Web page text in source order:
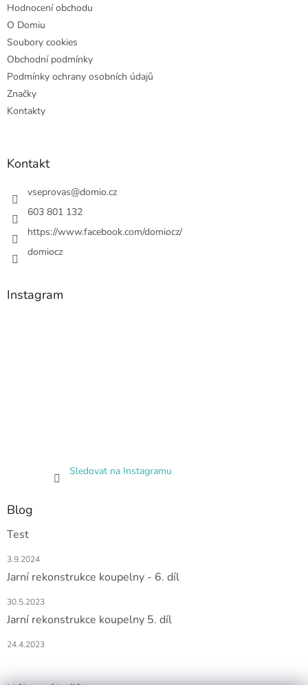
Hodnocení obchodu
O Domiu
Soubory cookies
Obchodní podmínky
Podmínky ochrany osobních údajů
Značky
Kontakty
Kontakt
vseprovas@domio.cz
603 801 132
https://www.facebook.com/domiocz/
domiocz
Instagram
Sledovat na Instagramu
Blog
Test
3.9.2024
Jarní rekonstrukce koupelny - 6. díl
30.5.2023
Jarní rekonstrukce koupelny 5. díl
24.4.2023